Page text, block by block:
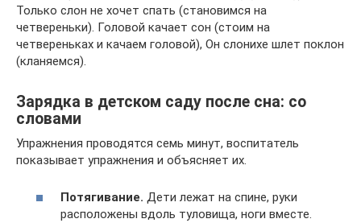
Только слон не хочет спать (становимся на
четвереньки). Головой качает сон (стоим на
четвереньках и качаем головой), Он слонихе шлет поклон
(кланяемся).
Зарядка в детском саду после сна: со
словами
Упражнения проводятся семь минут, воспитатель
показывает упражнения и объясняет их.
Потягивание. Дети лежат на спине, руки
расположены вдоль туловища, ноги вместе.